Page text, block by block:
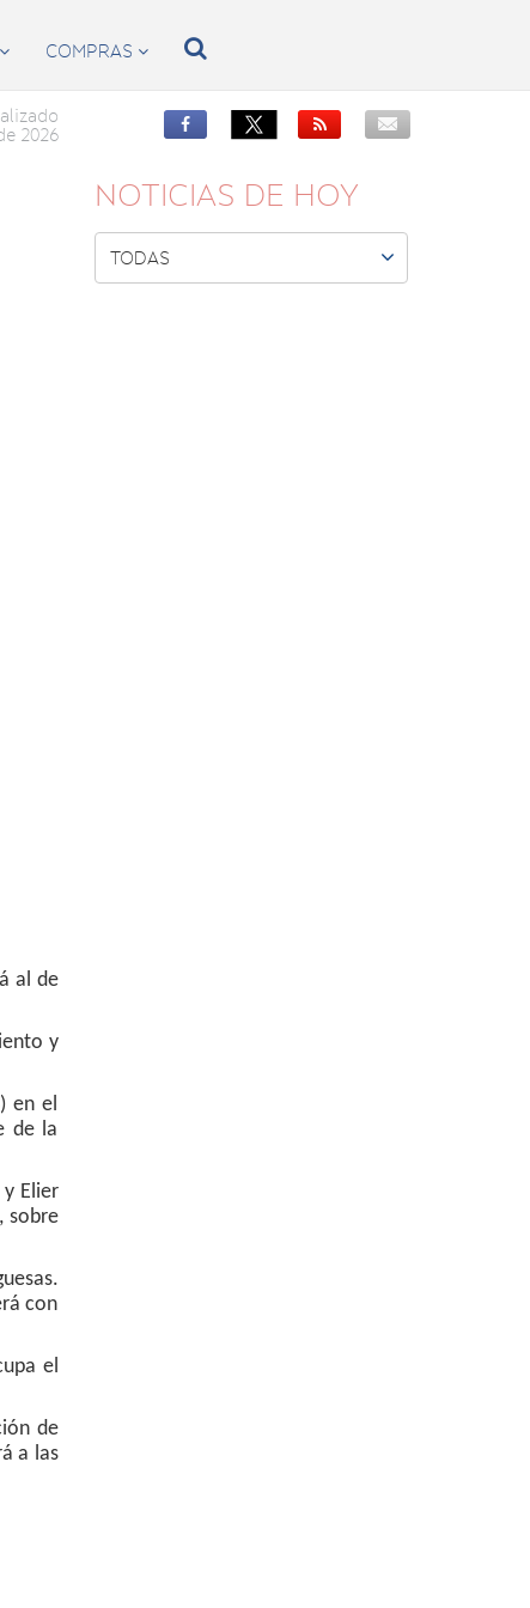
 COMPRAS  
2026


al de
y
en el
de la
Elier
sobre
con
el
de
a las
NOTICIAS DE HOY
TODAS 